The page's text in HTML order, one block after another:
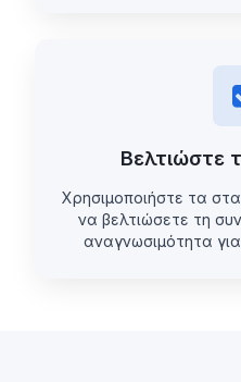
Βελτιώστε
Χρησιμοποιήστε τα
να βελτιώσετε τη
αναγνωσιμότητα